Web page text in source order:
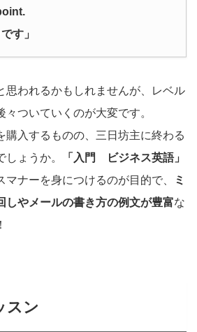
す」
思われるかもしれませんが、レベル
ついていくのが大変です。
購入するものの、三日坊主に終わる
しょうか。
「入門 ビジネス英語」
ナーを身につけるのが目的で、
ミ
しやメールの書き方の例文が豊富な
スン